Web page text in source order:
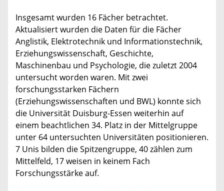
Insgesamt wurden 16 Fächer betrachtet.
Aktualisiert wurden die Daten für die Fächer
Anglistik, Elektrotechnik und Informationstechnik,
Erziehungswissenschaft, Geschichte,
Maschinenbau und Psychologie, die zuletzt 2004
untersucht worden waren. Mit zwei
forschungsstarken Fächern
(Erziehungswissenschaften und BWL) konnte sich
die Universität Duisburg-Essen weiterhin auf
einem beachtlichen 34. Platz in der Mittelgruppe
unter 64 untersuchten Universitäten positionieren.
7 Unis bilden die Spitzengruppe, 40 zählen zum
Mittelfeld, 17 weisen in keinem Fach
Forschungsstärke auf.